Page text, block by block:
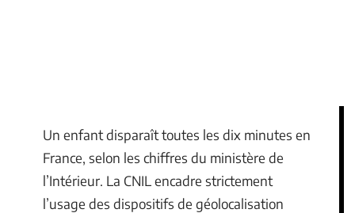
Un enfant disparaît toutes les dix minutes en
France, selon les chiffres du ministère de
l’Intérieur. La CNIL encadre strictement
l’usage des dispositifs de géolocalisation